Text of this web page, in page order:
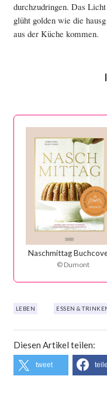
durchzudringen. Das
glüht golden wie die
aus der Küche kommen.
Naschmittag
© Dumont
LEBEN ESSEN &
Diesen Artikel teilen:
tweet